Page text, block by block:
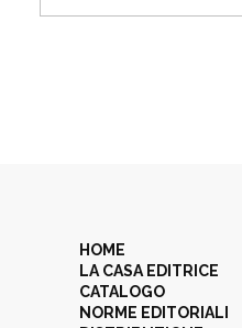
HOME
LA CASA EDITRICE
CATALOGO
NORME EDITORIALI